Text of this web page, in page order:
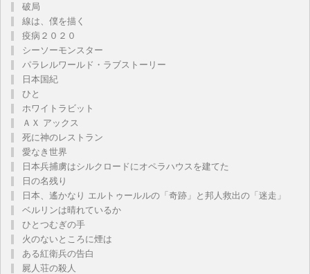
破局
線は、僕を描く
疫病２０２０
シーソーモンスター
パラレルワールド・ラブストーリー
日本国紀
ひと
ホワイトラビット
ＡＸ アックス
死に神のレストラン
愛なき世界
日本兵捕虜はシルクロードにオペラハウスを建てた
日の名残り
日本、遙かなり エルトゥールルの「奇跡」と邦人救出の「迷走」
ベルリンは晴れているか
ひとつむぎの手
火のないところに煙は
ある紅衛兵の告白
屍人荘の殺人